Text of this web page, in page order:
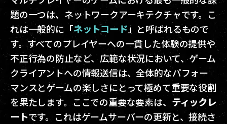
題の一つは、ネットワークアーキテクチャです。こ
れは一般的に「ネットコード」と呼ばれるもので
す。すべてのプレイヤーへの一貫した体験の提供や
不正行為の防止など、広範な状況において、ゲーム
クライアントへの情報送信は、全体的なパフォー
マンスとゲームの楽しさにとって極めて重要な役割
を果たします。ここでの重要な要素は、 ティックレ
ートです。これはゲームサーバーの更新と、接続さ